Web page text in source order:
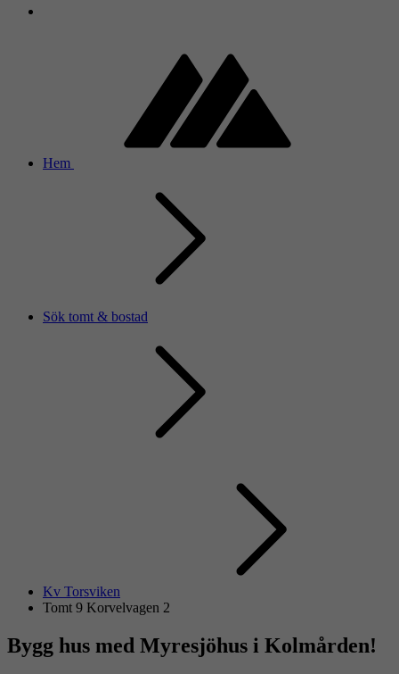
Hem
Sök tomt & bostad
Kv Torsviken
Tomt 9 Korvelvagen 2
Bygg hus med Myresjöhus i Kolmården!